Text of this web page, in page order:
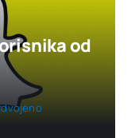
od